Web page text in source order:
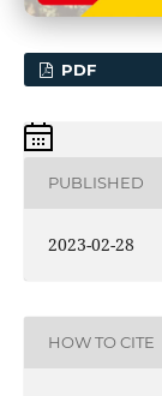
PDF
PUBLISHED
2023-02-28
HOW TO CITE